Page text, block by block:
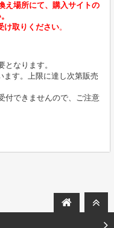
え場所にて、購入サイトの
け取りください。
なります。
す。上限に達し次第販売
付できませんので、ご注意